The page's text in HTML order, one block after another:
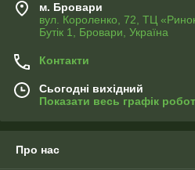
м. Бровари
вул. Короленко, 72, ТЦ
Бутік 1, Бровари, Україна
Контакти
Сьогодні вихідний
Показати весь графік
Про нас